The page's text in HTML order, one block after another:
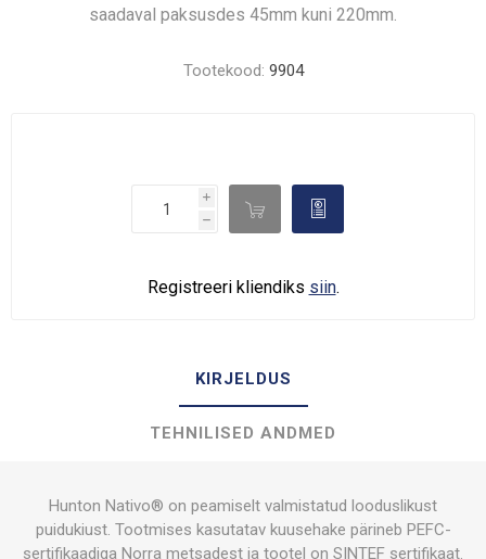
saadaval paksusdes 45mm kuni 220mm.
Tootekood: 9904
i
h
d 
Registreeri kliendiks siin.
KIRJELDUS
TEHNILISED ANDMED
Hunton Nativo® on peamiselt valmistatud looduslikust
puidukiust. Tootmises kasutatav kuusehake pärineb PEFC-
sertifikaadiga Norra metsadest ja tootel on SINTEF sertifikaat.